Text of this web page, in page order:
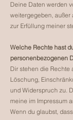
Deine Daten werden
weitergegeben, außer
zur Erfüllung meiner
Welche Rechte hast
personenbezogenen
Dir stehen die Rechte
Löschung,
und Widerspruch zu.
meine im Impressum
Wenn du glaubst,